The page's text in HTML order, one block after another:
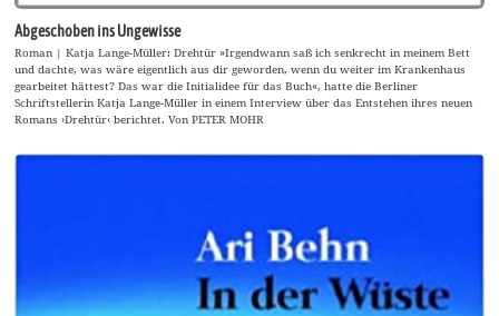
Abgeschoben ins Ungewisse
Roman | Katja Lange-Müller: Drehtür »Irgendwann saß ich senkrecht in meinem Bett
und dachte, was wäre eigentlich aus dir geworden, wenn du weiter im Krankenhaus
gearbeitet hättest? Das war die Initialidee für das Buch«, hatte die Berliner
Schriftstellerin Katja Lange-Müller in einem Interview über das Entstehen ihres neuen
Romans ›Drehtür‹ berichtet. Von PETER MOHR